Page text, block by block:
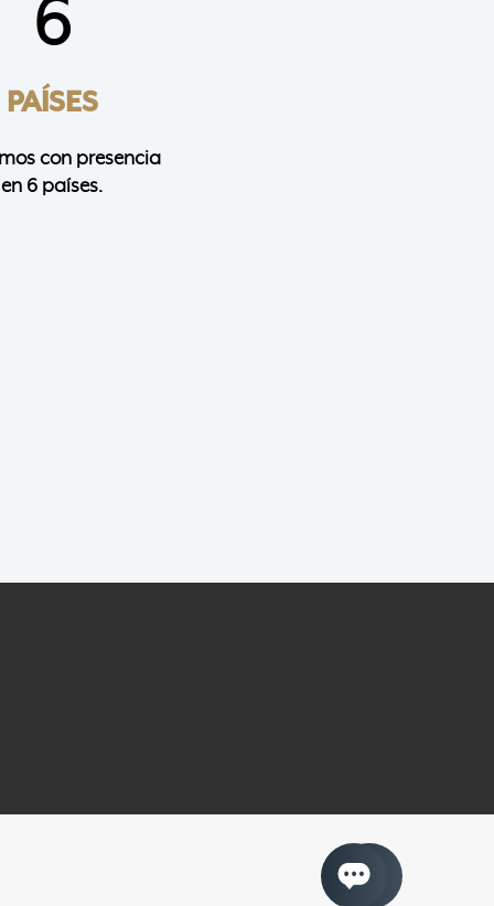
PAÍSES
6
con presencia
en 6 países.